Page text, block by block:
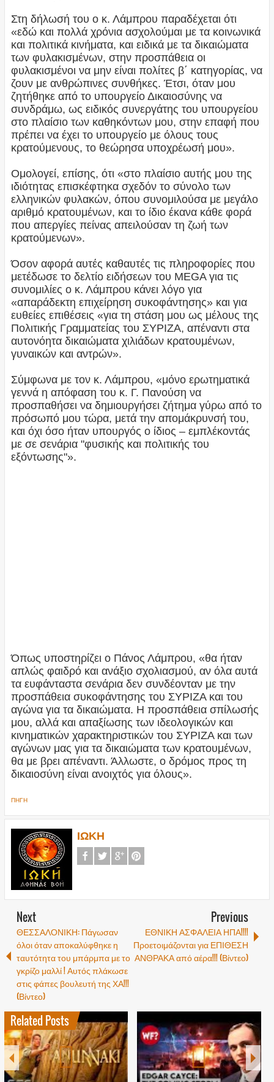
Στη δήλωσή του ο κ. Λάμπρου παραδέχεται ότι
«εδώ και πολλά χρόνια ασχολούμαι με τα κοινωνικά
και πολιτικά κινήματα, και ειδικά με τα δικαιώματα
των φυλακισμένων, στην προσπάθεια οι
φυλακισμένοι να μην είναι πολίτες β΄ κατηγορίας, να
ζουν με ανθρώπινες συνθήκες. Έτσι, όταν μου
ζητήθηκε από το υπουργείο Δικαιοσύνης να
συνδράμω, ως ειδικός συνεργάτης του υπουργείου
στο πλαίσιο των καθηκόντων μου, στην επαφή που
πρέπει να έχει το υπουργείο με όλους τους
κρατούμενους, το θεώρησα υποχρέωσή μου».
Ομολογεί, επίσης, ότι «στο πλαίσιο αυτής μου της
ιδιότητας επισκέφτηκα σχεδόν το σύνολο των
ελληνικών φυλακών, όπου συνομιλούσα με μεγάλο
αριθμό κρατουμένων, και το ίδιο έκανα κάθε φορά
που απεργίες πείνας απειλούσαν τη ζωή των
κρατούμενων».
Όσον αφορά αυτές καθαυτές τις πληροφορίες που
μετέδωσε το δελτίο ειδήσεων του MEGA για τις
συνομιλίες ο κ. Λάμπρου κάνει λόγο για
«απαράδεκτη επιχείρηση συκοφάντησης» και για
ευθείες επιθέσεις «για τη στάση μου ως μέλους της
Πολιτικής Γραμματείας του ΣΥΡΙΖΑ, απέναντι στα
αυτονόητα δικαιώματα χιλιάδων κρατουμένων,
γυναικών και αντρών».
Σύμφωνα με τον κ. Λάμπρου, «μόνο ερωτηματικά
γεννά η απόφαση του κ. Γ. Πανούση να
προσπαθήσει να δημιουργήσει ζήτημα γύρω από το
πρόσωπό μου τώρα, μετά την απομάκρυνσή του,
και όχι όσο ήταν υπουργός ο ίδιος – εμπλέκοντάς
με σε σενάρια "φυσικής και πολιτικής του
εξόντωσης"».
Όπως υποστηρίζει ο Πάνος Λάμπρου, «θα ήταν
απλώς φαιδρό και ανάξιο σχολιασμού, αν όλα αυτά
τα ευφάνταστα σενάρια δεν συνδέονταν με την
προσπάθεια συκοφάντησης του ΣΥΡΙΖΑ και του
αγώνα για τα δικαιώματα. Η προσπάθεια σπίλωσής
μου, αλλά και απαξίωσης των ιδεολογικών και
κινηματικών χαρακτηριστικών του ΣΥΡΙΖΑ και των
αγώνων μας για τα δικαιώματα των κρατουμένων,
θα με βρει απέναντι. Άλλωστε, ο δρόμος προς τη
δικαιοσύνη είναι ανοιχτός για όλους».
ΠΗΓΗ
ΙΩΚΗ
Next
ΘΕΣΣΑΛΟΝΙΚΗ: Πάγωσαν
όλοι όταν αποκαλύφθηκε η
ταυτότητα του μπάρμπα με το
γκρίζο μαλλί ! Αυτός πλάκωσε
στις φάπες βουλευτή της ΧΑ!!!
(Βίντεο)
Previous
ΕΘΝΙΚΗ ΑΣΦΑΛΕΙΑ ΗΠΑ!!!!
Προετοιμάζονται για ΕΠΙΘΕΣΗ
ΑΝΘΡΑΚΑ από αέρα!!! (Βίντεο)
Related Posts